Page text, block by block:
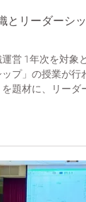
とリーダーシッ
営 1年次を対象
プ」の授業が行
題材に、リーダ